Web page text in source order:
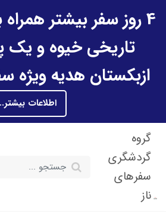
4 روز سفر بیشتر همراه
تاریخی خیوه و یک
ازبکستان هدیه ویژه
اطلاعات
گروه
گردشگری
سفرهای
ناز